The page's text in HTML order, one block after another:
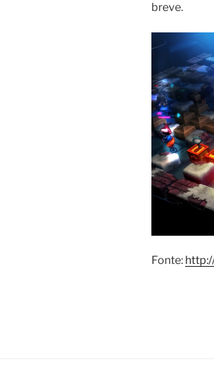
breve.
Fonte: